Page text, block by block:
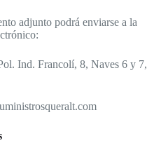
adjunto podrá enviarse a la
Ind. Francolí, 8, Naves 6 y 7,